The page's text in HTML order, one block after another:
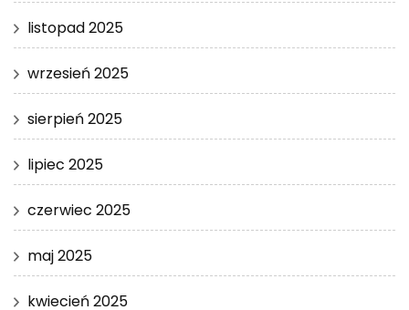
listopad 2025
wrzesień 2025
sierpień 2025
lipiec 2025
czerwiec 2025
maj 2025
kwiecień 2025